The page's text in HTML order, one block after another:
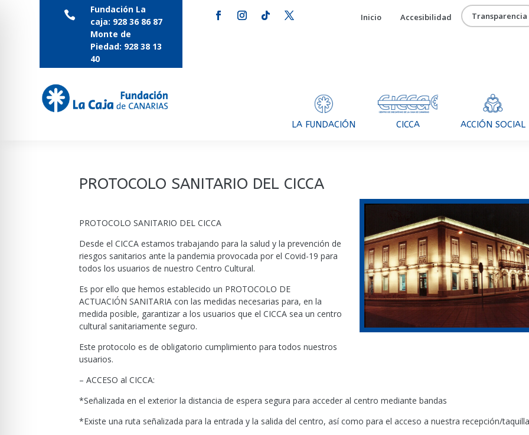

Fundación La
caja: 928 36 86 87
Monte de
Piedad: 928 38 13
40
Inicio Accesibilidad Transparencia
LA FUNDACIÓN CICCA ACCIÓN SOCIAL
PROTOCOLO SANITARIO DEL CICCA
PROTOCOLO SANITARIO DEL CICCA
Desde el CICCA estamos trabajando para la salud y la prevención de
riesgos sanitarios ante la pandemia provocada por el Covid-19 para
todos los usuarios de nuestro Centro Cultural.
Es por ello que hemos establecido un PROTOCOLO DE
ACTUACIÓN SANITARIA con las medidas necesarias para, en la
medida posible, garantizar a los usuarios que el CICCA sea un centro
cultural sanitariamente seguro.
Este protocolo es de obligatorio cumplimiento para todos nuestros
usuarios.
– ACCESO al CICCA:
*Señalizada en el exterior la distancia de espera segura para acceder al centro mediante bandas
*Existe una ruta señalizada para la entrada y la salida del centro, así como para el acceso a nuestra recepción/